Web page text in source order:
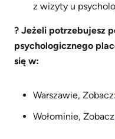
z wizyty u
? Jeżeli potrzebujesz
psychologicznego p
się w:
Warszawie, Zobacz:
Wołominie,